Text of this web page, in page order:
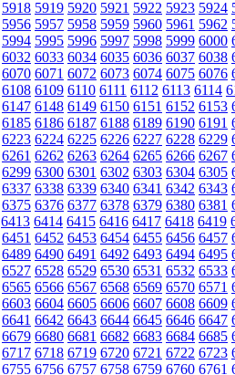
5918 5919 5920 5921 5922 5923 5924
5956 5957 5958 5959 5960 5961 5962
5994 5995 5996 5997 5998 5999 6000
6032 6033 6034 6035 6036 6037 6038
6070 6071 6072 6073 6074 6075 6076
6108 6109 6110 6111 6112 6113 6114
6147 6148 6149 6150 6151 6152 6153
6185 6186 6187 6188 6189 6190 6191
6223 6224 6225 6226 6227 6228 6229
6261 6262 6263 6264 6265 6266 6267
6299 6300 6301 6302 6303 6304 6305
6337 6338 6339 6340 6341 6342 6343
6375 6376 6377 6378 6379 6380 6381
6413 6414 6415 6416 6417 6418 6419
6451 6452 6453 6454 6455 6456 6457
6489 6490 6491 6492 6493 6494 6495
6527 6528 6529 6530 6531 6532 6533
6565 6566 6567 6568 6569 6570 6571
6603 6604 6605 6606 6607 6608 6609
6641 6642 6643 6644 6645 6646 6647
6679 6680 6681 6682 6683 6684 6685
6717 6718 6719 6720 6721 6722 6723
6755 6756 6757 6758 6759 6760 6761